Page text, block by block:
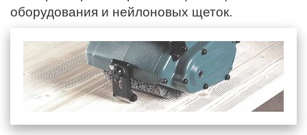
оборудования и нейлоновых щеток.